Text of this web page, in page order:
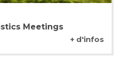
Meetings
+ d'infos